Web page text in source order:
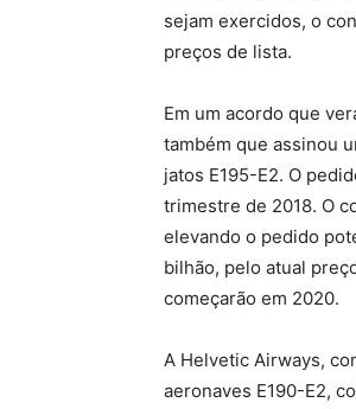
sejam exercidos, o
preços de lista.
Em um acordo que
também que assinou
jatos E195-E2. O
trimestre de 2018. O
elevando o pedido
bilhão, pelo atual
começarão em 2020.
A Helvetic Airways,
aeronaves E190-E2,